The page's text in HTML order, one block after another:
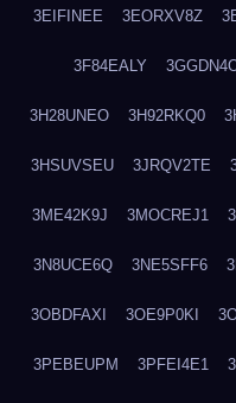
3EIFINEE 3EORXV8Z
3F84EALY
3H28UNEO 3H92RKQ0
3HSUVSEU 3JRQV2TE
3ME42K9J 3MOCREJ1
3N8UCE6Q 3NE5SFF6
3OBDFAXI 3OE9P0KI
3PEBEUPM 3PFEI4E1